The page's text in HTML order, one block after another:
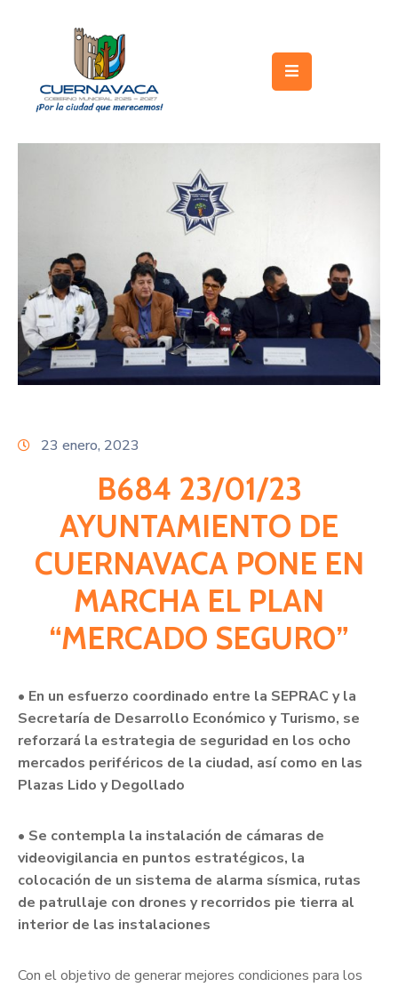
Gobierno
Licitaciones
Transparencia
Directorio
23 enero, 2023
B684 23/01/23
AYUNTAMIENTO DE
CUERNAVACA PONE EN
MARCHA EL PLAN
“MERCADO SEGURO”
• En un esfuerzo coordinado entre la SEPRAC y la
Secretaría de Desarrollo Económico y Turismo, se
reforzará la estrategia de seguridad en los ocho
mercados periféricos de la ciudad, así como en las
Plazas Lido y Degollado
• Se contempla la instalación de cámaras de
videovigilancia en puntos estratégicos, la
colocación de un sistema de alarma sísmica, rutas
de patrullaje con drones y recorridos pie tierra al
interior de las instalaciones
Con el objetivo de generar mejores condiciones para los